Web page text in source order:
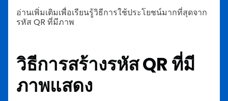
อ่านเพิ่มเติมเพื่อเรียนรู้วิธีการใช้ประโยชน์มากที่สุดจาก
รหัส QR ที่มีภาพ
วิธีการสร้างรหัส QR ที่มี
ภาพแสดง